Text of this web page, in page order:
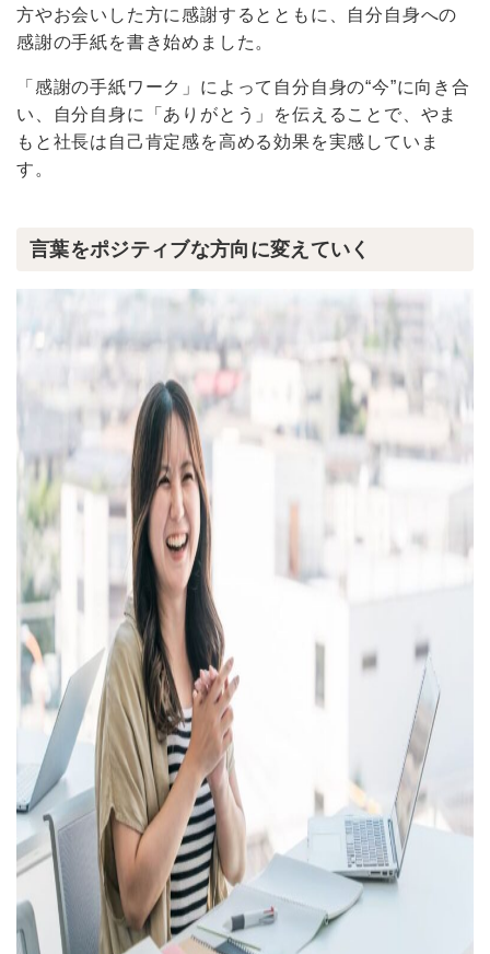
方やお会いした方に感謝するとともに、自分自身への
感謝の手紙を書き始めました。
「感謝の手紙ワーク」によって自分自身の“今”に向き合
い、自分自身に「ありがとう」を伝えることで、やま
もと社長は自己肯定感を高める効果を実感していま
す。
言葉をポジティブな方向に変えていく